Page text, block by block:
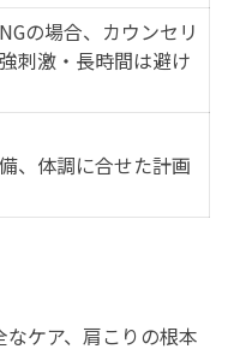
の場合、カウンセリ
刺激・長時間は避け
、体調に合せた計画
ケア、肩こりの根本